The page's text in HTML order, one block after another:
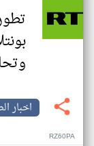
اخبار
RZ60PA